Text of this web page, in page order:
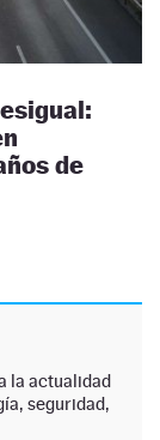
de
la actualidad
seguridad,